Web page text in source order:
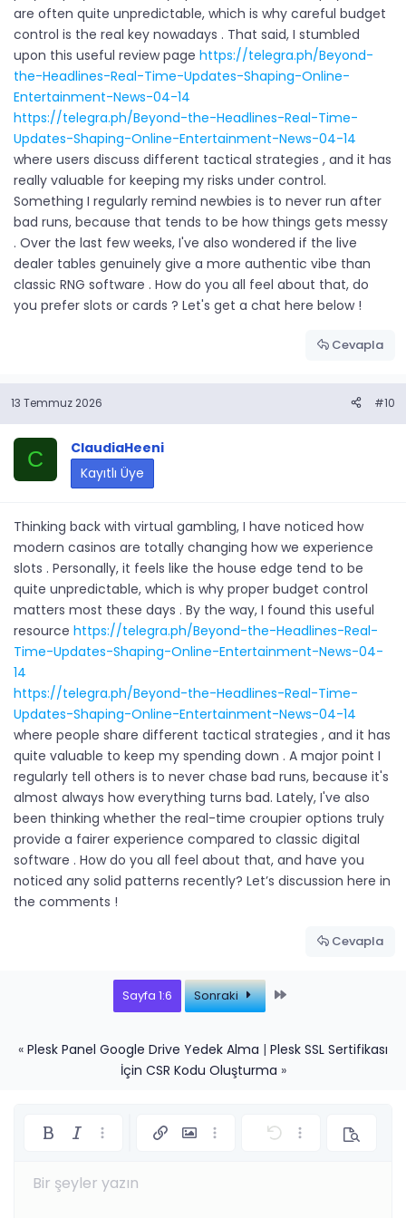
are often quite unpredictable, which is why careful budget
control is the real key nowadays . That said, I stumbled
upon this useful review page https://telegra.ph/Beyond-
the-Headlines-Real-Time-Updates-Shaping-Online-
Entertainment-News-04-14
https://telegra.ph/Beyond-the-Headlines-Real-Time-
Updates-Shaping-Online-Entertainment-News-04-14
where users discuss different tactical strategies , and it has
really valuable for keeping my risks under control.
Something I regularly remind newbies is to never run after
bad runs, because that tends to be how things gets messy
. Over the last few weeks, I've also wondered if the live
dealer tables genuinely give a more authentic vibe than
classic RNG software . How do you all feel about that, do
you prefer slots or cards ? Let's get a chat here below !
Cevapla
13 Temmuz 2026 #10
C
ClaudiaHeeni
Kayıtlı Üye
Thinking back with virtual gambling, I have noticed how
modern casinos are totally changing how we experience
slots . Personally, it feels like the house edge tend to be
quite unpredictable, which is why proper budget control
matters most these days . By the way, I found this useful
resource https://telegra.ph/Beyond-the-Headlines-Real-
Time-Updates-Shaping-Online-Entertainment-News-04-
14
https://telegra.ph/Beyond-the-Headlines-Real-Time-
Updates-Shaping-Online-Entertainment-News-04-14
where people share different tactical strategies , and it has
quite valuable to keep my spending down . A major point I
regularly tell others is to never chase bad runs, because it's
almost always how everything turns bad. Lately, I've also
been thinking whether the real-time croupier options truly
provide a fairer experience compared to classic digital
software . How do you all feel about that, and have you
noticed any solid patterns recently? Let’s discussion here in
the comments !
Cevapla
Sayfa 1:6 Sonraki
« Plesk Panel Google Drive Yedek Alma | Plesk SSL Sertifikası
İçin CSR Kodu Oluşturma »
Kalın Yatık Daha fazla seçenek…
Link ekleResim ekleDaha fazla seçenek…
Geri alDaha fazlaÖnizleme
Font boyutuMetin rengi
İfadelerInsert GIF
İleri al Kaynak
Bir şeyler yazın